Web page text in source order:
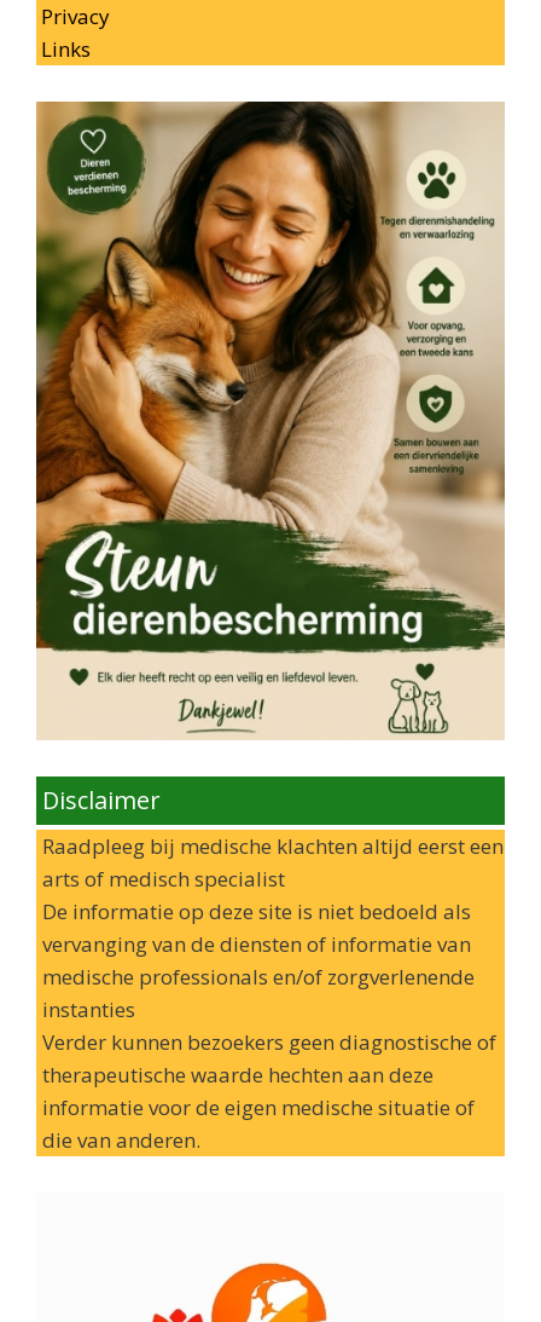
Privacy
Links
Disclaimer
Raadpleeg bij medische klachten altijd eerst een
arts of medisch specialist
De informatie op deze site is niet bedoeld als
vervanging van de diensten of informatie van
medische professionals en/of zorgverlenende
instanties
Verder kunnen bezoekers geen diagnostische of
therapeutische waarde hechten aan deze
informatie voor de eigen medische situatie of
die van anderen.